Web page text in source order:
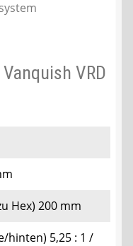
VRD
Hex) 200 mm
hinten) 5,25 : 1 /